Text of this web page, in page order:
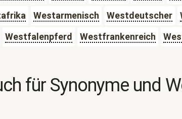
Westarmenisch Westdeutscher
Westfalenpferd Westfrankenreich
für Synonyme und